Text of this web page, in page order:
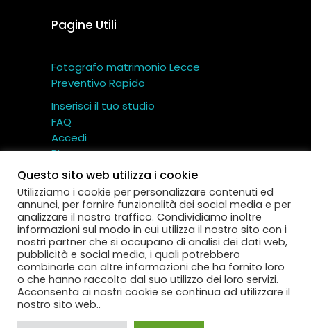
Pagine Utili
Fotografo matrimonio Lecce
Preventivo Rapido
Inserisci il tuo studio
FAQ
Accedi
Blog
Contatti
Miglior Fotografo – Cartotecnica TI.CI srl © Tutti i
diritti riservati
Via Gallo 12 – 73040 Aradeo (Lecce) – P.IVA:
IT04593130752
Termini e Condizioni
Policy
Questo sito web utilizza i cookie
Utilizziamo i cookie per personalizzare contenuti ed
annunci, per fornire funzionalità dei social media e per
analizzare il nostro traffico. Condividiamo inoltre
informazioni sul modo in cui utilizza il nostro sito con i
nostri partner che si occupano di analisi dei dati web,
pubblicità e social media, i quali potrebbero
combinarle con altre informazioni che ha fornito loro
o che hanno raccolto dal suo utilizzo dei loro servizi.
Acconsenta ai nostri cookie se continua ad utilizzare il
nostro sito web..